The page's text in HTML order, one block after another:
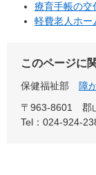
療育手帳の交
軽費老人ホー
このページに
保健福祉部
障
〒963-8601
郡
Tel：024-924-